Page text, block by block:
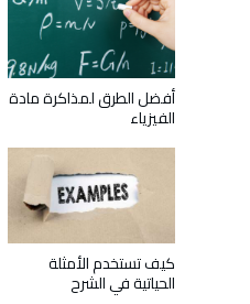
أفضل الطرق لمذاكرة مادة
الفيزياء
كيف تستخدم الأمثلة
الحياتية في الشرح